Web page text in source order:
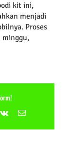
kit ini,
menjadi
Proses
minggu,
Vk Email